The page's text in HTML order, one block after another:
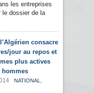
les entreprises
le dossier de la
consacre
jour au repos et
plus actives
hommes
NATIONAL ,